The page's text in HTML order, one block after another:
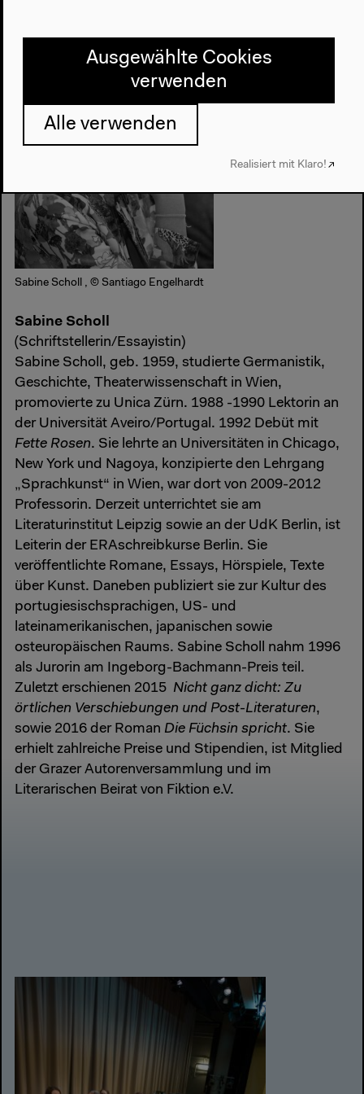
Sabine Scholl , © Santiago Engelhardt
Sabine Scholl
(Schriftstellerin/Essayistin)
Sabine Scholl, geb. 1959, studierte Germanistik,
Geschichte, Theaterwissenschaft in Wien,
promovierte zu Unica Zürn. 1988 -1990 Lektorin an
der Universität Aveiro/Portugal. 1992 Debüt mit
Fette Rosen. Sie lehrte an Universitäten in Chicago,
New York und Nagoya, konzipierte den Lehrgang
„Sprachkunst“ in Wien, war dort von 2009-2012
Professorin. Derzeit unterrichtet sie am
Literaturinstitut Leipzig sowie an der UdK Berlin, ist
Leiterin der ERAschreibkurse Berlin. Sie
veröffentlichte Romane, Essays, Hörspiele, Texte
über Kunst. Daneben publiziert sie zur Kultur des
portugiesischsprachigen, US- und
lateinamerikanischen, japanischen sowie
osteuropäischen Raums. Sabine Scholl nahm 1996
als Jurorin am Ingeborg-Bachmann-Preis teil.
Zuletzt erschienen 2015 Nicht ganz dicht: Zu
örtlichen Verschiebungen und Post-Literaturen,
sowie 2016 der Roman Die Füchsin spricht. Sie
erhielt zahlreiche Preise und Stipendien, ist Mitglied
der Grazer Autorenversammlung und im
Literarischen Beirat von Fiktion e.V.
Ausgewählte Cookies
verwenden
Alle verwenden
Realisiert mit Klaro!